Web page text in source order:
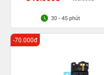
30 - 45 phút
-70.000đ